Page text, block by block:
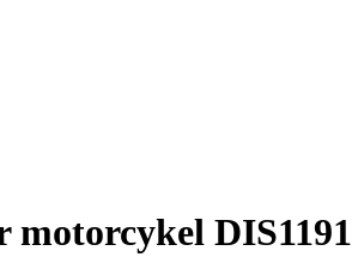
motorcykel DIS1191